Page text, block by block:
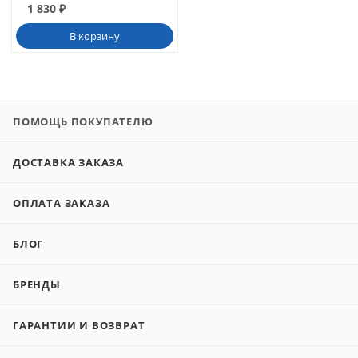
1 830 ₽
В корзину
ПОМОЩЬ ПОКУПАТЕЛЮ
ДОСТАВКА ЗАКАЗА
ОПЛАТА ЗАКАЗА
БЛОГ
БРЕНДЫ
ГАРАНТИИ И ВОЗВРАТ